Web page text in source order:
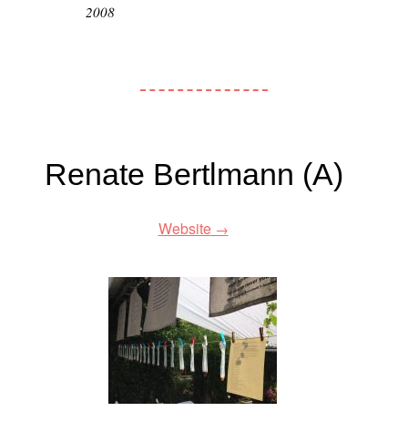
2008
Renate Bertlmann (A)
Website